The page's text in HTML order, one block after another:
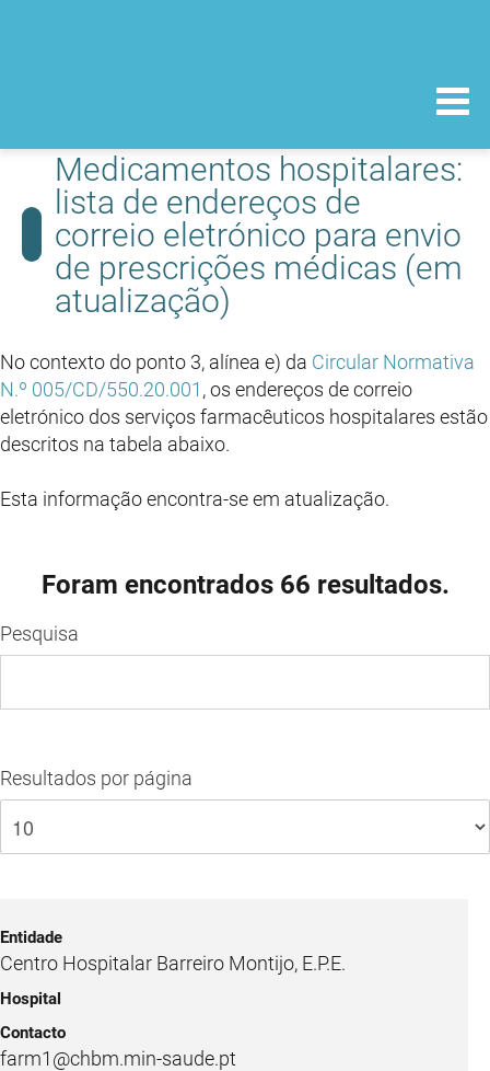
Medicamentos hospitalares:
lista de endereços de
correio eletrónico para envio
de prescrições médicas (em
atualização)
No contexto do ponto 3, alínea e) da Circular Normativa
N.º 005/CD/550.20.001 , os endereços de correio
eletrónico dos serviços farmacêuticos hospitalares estão
descritos na tabela abaixo.
Esta informação encontra-se em atualização.
Foram encontrados 66 resultados.
Pesquisa
Resultados por página
Centro Hospitalar Barreiro Montijo, E.P.E.
farm1@chbm.min-saude.pt